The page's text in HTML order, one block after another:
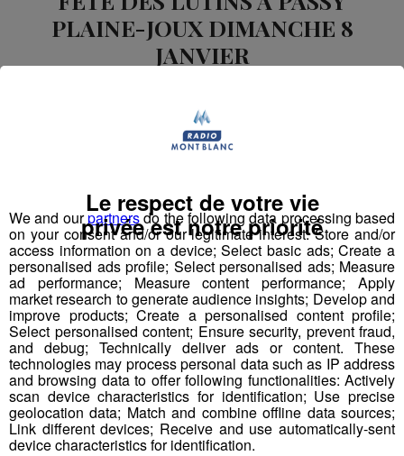
PLAINE-JOUX DIMANCHE 8
JANVIER
Radio Mont Blanc
We and ourpartnersdo the following data processing based
on your consent and/or our legitimate interest: Store and/or
access information on a device; Select basic ads; Create a
personalised ads profile; Select personalised ads; Measure
ad performance; Measure content performance; Apply
market research to generate audience insights; Develop and
improve products; Create a personalised content profile;
Select personalised content; Ensure security, prevent fraud,
and debug; Technically deliver ads or content. These
technologies may process personal data such as IP address
and browsing data to offer following functionalities: Actively
scan device characteristics for identification; Use precise
geolocation data; Match and combine offline data sources;
Link different devices; Receive and use automatically-sent
device characteristics for identification.
Le respect de votre vie
privée est notre priorité